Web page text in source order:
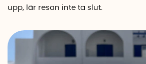
upp, lär resan inte ta slut.